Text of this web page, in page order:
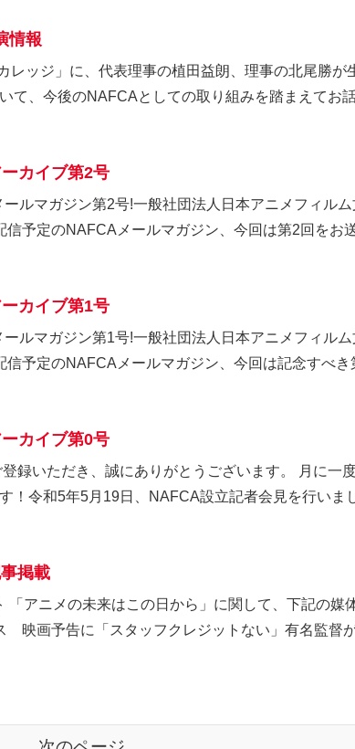
情報
ッジ」に、代表理事の植田益朗、理事の北尾勝が
て、今後のNAFCAとしての取り組みを踏まえてお
カイブ第2号
ルマガジン第2号!一般社団法人日本アニメフィル
予定のNAFCAメールマガジン、今回は第2回をお
カイブ第1号
ルマガジン第1号!一般社団法人日本アニメフィル
予定のNAFCAメールマガジン、今回は記念すべき
カイブ第0号
録いただき、誠にありがとうございます。 月に一
！令和5年5月19日、NAFCA設立記者会見を行いま
掲載
アニメの未来はこの日から」に関して、下記の媒
映画予告に「スタッフクレジットない」有名監督